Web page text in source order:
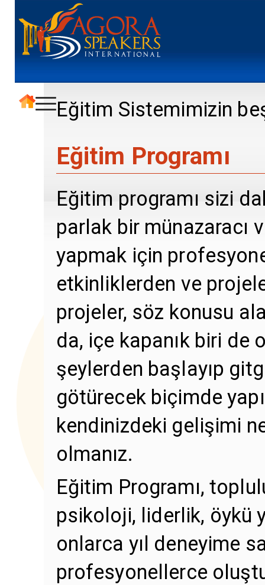
Eğitim Sistemimizin
Eğitim Programı
Eğitim programı sizi
parlak bir münazaracı
yapmak için
etkinliklerden ve
projeler, söz konusu
da, içe kapanık biri de
şeylerden başlayıp
götürecek biçimde
kendinizdeki gelişimi
olmanız.
Eğitim Programı,
psikoloji, liderlik, öykü
onlarca yıl deneyime
profesyonellerce